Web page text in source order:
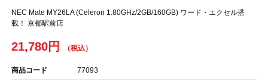
NEC Mate MY26LA (Celeron 1.80GHz/2GB/160GB) ワード・エクセル搭
載！ 京都駅前店
21,780円
商品コード 77093